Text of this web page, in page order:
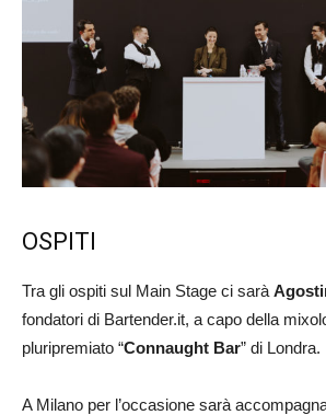
OSPITI
Tra gli ospiti sul Main Stage ci sarà
fondatori di Bartender.it, a capo della
pluripremiato “Connaught Bar” di Londra.
A Milano per l’occasione sarà